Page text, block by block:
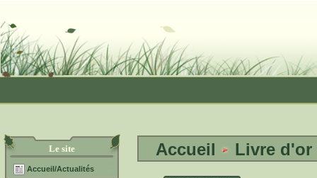
Le site
Accueil/Actualités
Accueil Livre d'or